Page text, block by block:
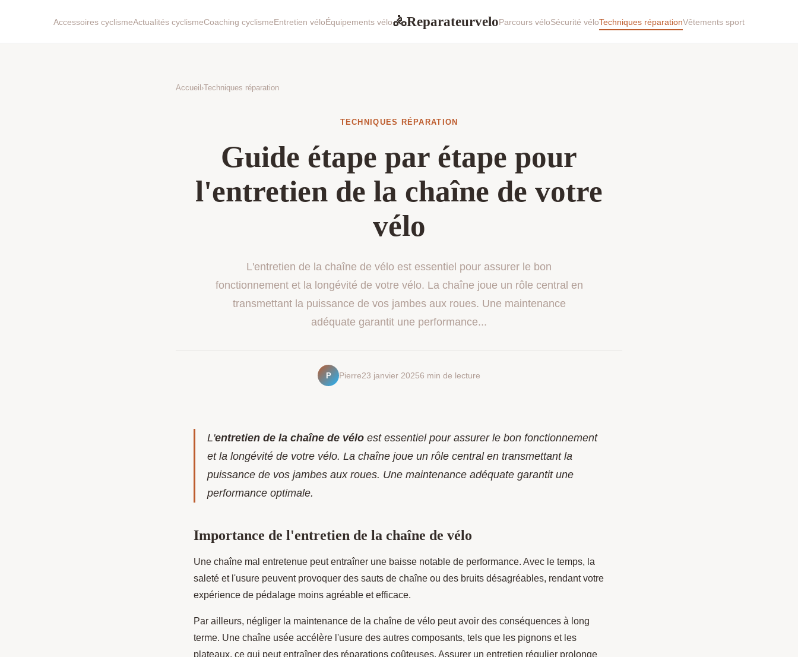
Accessoires cyclismeActualités cyclismeCoaching cyclismeEntretien véloÉquipements vélo🚴ReparateurveloParcours véloSécurité véloTechniques réparationVêtements sport
Accueil ›Techniques réparation
TECHNIQUES RÉPARATION
Guide étape par étape pour
l'entretien de la chaîne de votre
vélo
L'entretien de la chaîne de vélo est essentiel pour assurer le bon
fonctionnement et la longévité de votre vélo. La chaîne joue un rôle central en
transmettant la puissance de vos jambes aux roues. Une maintenance
adéquate garantit une performance...
P Pierre23 janvier 20256 min de lecture
L'entretien de la chaîne de vélo est essentiel pour assurer le bon fonctionnement
et la longévité de votre vélo. La chaîne joue un rôle central en transmettant la
puissance de vos jambes aux roues. Une maintenance adéquate garantit une
performance optimale.
Importance de l'entretien de la chaîne de vélo
Une chaîne mal entretenue peut entraîner une baisse notable de performance. Avec le temps, la
saleté et l'usure peuvent provoquer des sauts de chaîne ou des bruits désagréables, rendant votre
expérience de pédalage moins agréable et efficace.
Par ailleurs, négliger la maintenance de la chaîne de vélo peut avoir des conséquences à long
terme. Une chaîne usée accélère l'usure des autres composants, tels que les pignons et les
plateaux, ce qui peut entraîner des réparations coûteuses. Assurer un entretien régulier prolonge